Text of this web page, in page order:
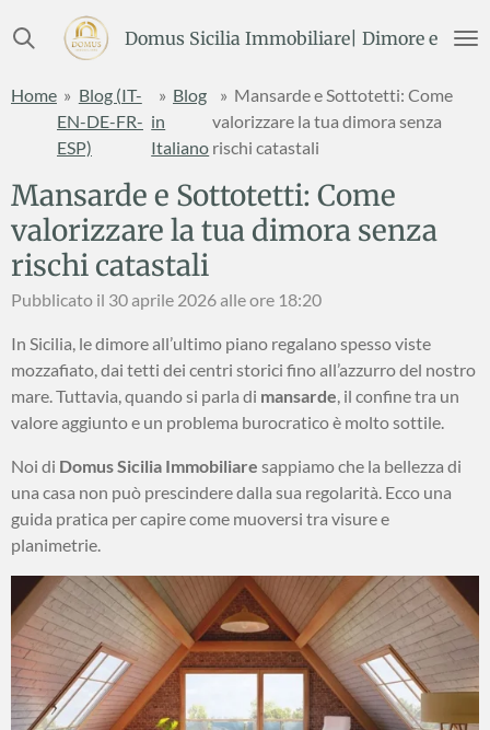
al
principale
Domus Sicilia Immobiliare| Dimore e
Home » Blog (IT-
EN-DE-FR-
ESP)
» Blog
in
Italiano
» Mansarde e Sottotetti: Come
valorizzare la tua dimora senza
rischi catastali
Mansarde e Sottotetti: Come
valorizzare la tua dimora senza
rischi catastali
Pubblicato il 30 aprile 2026 alle ore 18:20
In Sicilia, le dimore all’ultimo piano regalano spesso viste
mozzafiato, dai tetti dei centri storici fino all’azzurro del nostro
mare. Tuttavia, quando si parla di mansarde , il confine tra un
valore aggiunto e un problema burocratico è molto sottile.
Noi di Domus Sicilia Immobiliare sappiamo che la bellezza di
una casa non può prescindere dalla sua regolarità. Ecco una
guida pratica per capire come muoversi tra visure e
planimetrie.